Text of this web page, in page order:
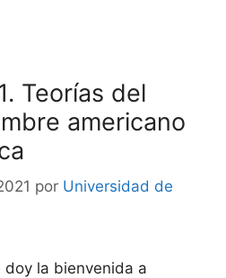
Teorías del
americano
por Universidad de
la bienvenida a